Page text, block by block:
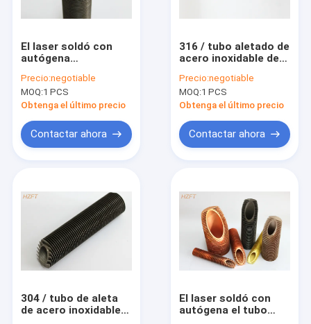
El laser soldó con
autógena
tubos aletados para
la recuperación de
calor residual en
condensación
Precio:negotiable
MOQ:1 PCS
Obtenga el último precio
Contactar ahora
316 / tubo aletado de
acero inoxidable de
316L para la pared de
condensación de las
calderas 1.5m m
Precio:negotiable
MOQ:1 PCS
Obtenga el último precio
Contactar ahora
304 / tubo de aleta
de acero inoxidable
El laser soldó con
autógena el tubo